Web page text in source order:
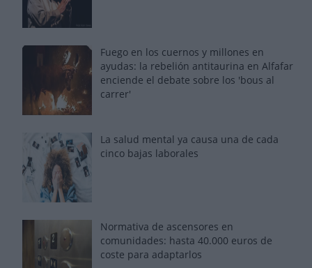
Fuego en los cuernos y millones en
ayudas: la rebelión antitaurina en Alfafar
enciende el debate sobre los 'bous al
carrer'
La salud mental ya causa una de cada
cinco bajas laborales
Normativa de ascensores en
comunidades: hasta 40.000 euros de
coste para adaptarlos